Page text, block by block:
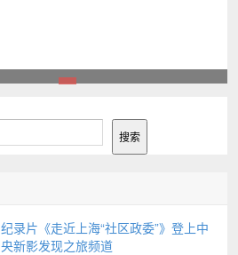
搜索
纪录片《走近上海“社区政委”》登上中
央新影发现之旅频道